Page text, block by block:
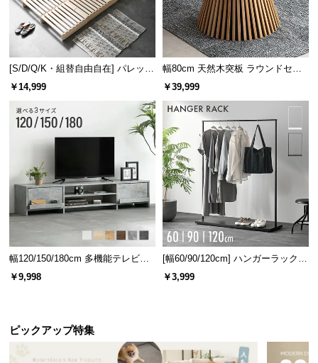
[S/D/Q/K・組替自由自在] パレット
ベッド 8/12/16枚セット
￥14,999
幅80cm 天然木突板 ラウンドセン
ターテーブル 美しい格子デザイン
￥39,999
幅120/150/180cm 多機能テレビボ
ード 木目/石目調 オープン収納・
引き出し収納付き
￥9,998
[幅60/90/120cm] ハンガーラック
スチール 4段階高さ調節 サイドフ
ック オープンラック シンプル
￥3,999
ピックアップ特集